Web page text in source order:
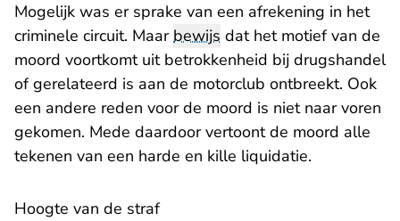
Mogelijk was er sprake van een afrekening in het
criminele circuit. Maarbewijs dat het motief van de
moord voortkomt uit betrokkenheid bij drugshandel
of gerelateerd is aan de motorclub ontbreekt. Ook
een andere reden voor de moord is niet naar voren
gekomen. Mede daardoor vertoont de moord alle
tekenen van een harde en kille liquidatie.
Hoogte van de straf